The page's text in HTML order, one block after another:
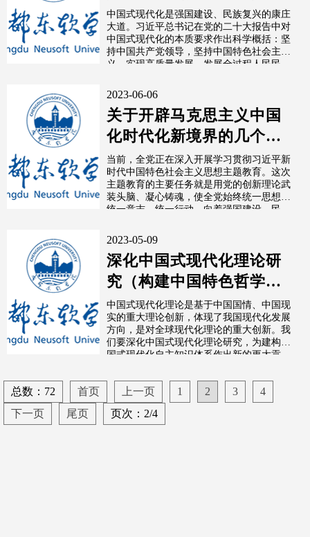
中国式现代化是强国建设、民族复兴的康庄
大道。习近平总书记在党的二十大报告中对
中国式现代化的本质要求作出科学概括：坚
持中国共产党领导，坚持中国特色社会主
义，实现高质量发展，发展全过程人民民
2023-06-06
关于开辟马克思主义中国
化时代化新境界的几个重
大理论问题
当前，全党正在深入开展学习贯彻习近平新
时代中国特色社会主义思想主题教育。这次
主题教育的主要任务就是用党的创新理论武
装头脑、凝心铸魂，使全党始终统一思想、
统一意志、统一行动，向着强国建设、民
2023-05-09
深化中国式现代化理论研
究（构建中国特色哲学社
会科学）
中国式现代化理论是基于中国国情、中国现
实的重大理论创新，体现了我国现代化发展
方向，是对全球现代化理论的重大创新。我
们要深化中国式现代化理论研究，为建构中
国式现代化自主知识体系作出新的更大贡
总数：72 首页 上一页 1 2 3
4
下一页
尾页 页次：2/4